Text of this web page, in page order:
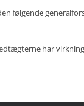
følgende
har